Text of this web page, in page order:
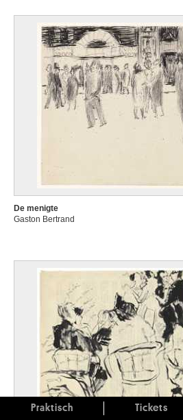
De menigte
Gaston Bertrand
Praktisch Tickets